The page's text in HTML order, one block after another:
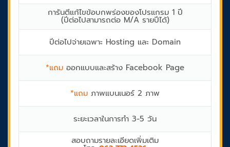
การันตีแก้ไขข้อบกพร่องของโปรแกรม 1 ปี
(ปีต่อไปสามารถต่อ M/A รายปีได้)
ปีต่อไปจ่ายเฉพาะ Hosting และ Domain
*แถม ออกแบบและสร้าง Facebook Page
*แถม ภาพแบนเนอร์ 2 ภาพ
ระยะเวลาในการทำ 3-5 วัน
สอบถามรายละเอียดเพิ่มเติม